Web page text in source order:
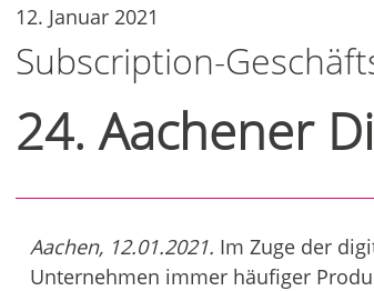
12. Januar 2021
Subscription-
24. Aachener
Aachen, 12.01.2021. Im Zuge der
Unternehmen immer häufiger